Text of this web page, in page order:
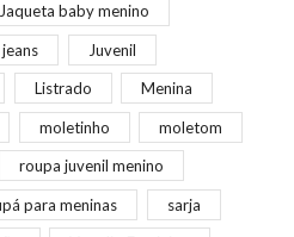
Jaqueta baby menino
jeans Juvenil
Listrado Menina
moletinho moletom
roupa juvenil menino
para meninas sarja